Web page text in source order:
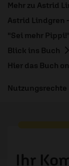
Mehr zu Astrid
Astrid Lindgren
"Sei mehr
Blick ins Buch
Hier das Buch
Nutzungsrechte
Ihr